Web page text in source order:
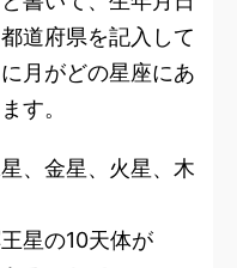
道府県を記入して
月がどの星座にあ
す。
、金星、火星、木
星の10天体が